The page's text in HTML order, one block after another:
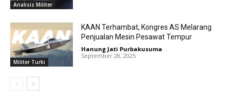
Analisis Militer
Militer Turki
KAAN Terhambat, Kongres AS Melarang
Penjualan Mesin Pesawat Tempur
Hanung Jati Purbakusuma -
September 28, 2025